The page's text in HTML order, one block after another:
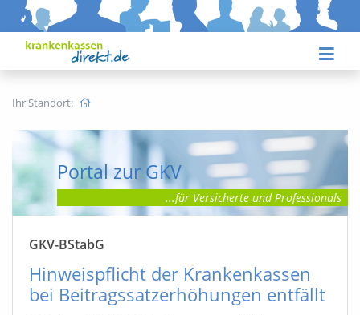
Ihr Standort:
Portal zur GKV
...für Versicherte und Professionals
GKV-BStabG
Hinweispflicht der Krankenkassen
bei Beitragssatzerhöhungen entfällt